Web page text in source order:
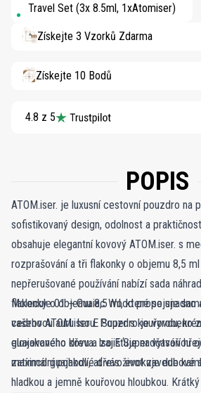
Travel Set (3x 8.5ml, 1xAtomiser)
Získejte 3 Vzorků Zdarma
Získejte 10 Bodů
4.8 z 5
POPIS
ATOM.iser. je luxusní cestovní pouzdro na
sofistikovaný design, odolnost a
obsahuje elegantní kovový ATOM.iser. s
rozprašování a tři flakonky o objemu 8,5
nepřerušované používání nabízí sada
flakonky o objemu 8,5 ml, které se snadno
vašeho ATOM.iseru. Pouzdro je vyrobeno
eloxovaného kovu a zajišťuje nadčasovou
maximální pohodlí, ať vás život zavede
Molecule 01 + Guaiac Wood propojuje
cedrovou auru Iso E Super s kouřovou,
guajakového dřeva. Iso E Super vytváří
zatímco guajakové dřevo evokuje dubové
hladkou a jemně kouřovou hloubkou.